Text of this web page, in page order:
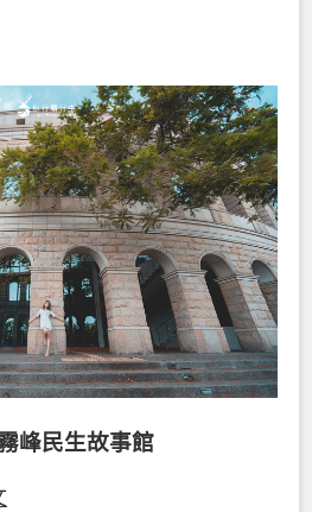
峰民生故事館